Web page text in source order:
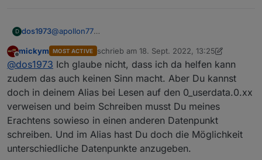
D dos1973@apollon77
und setze alle DP pico-bello neu auf.
Musste aber bereits einmal alles löschen ;-)
Frage.
ich habe DP die kommen als json
aktuell schreibe ich mir via node-red die einzelnen DP
in
0_userdata.0.mqtt
ich würde diese DP gerne in den alias DP schreiben...
klappt aber nicht, weil (bei mir) node-red nur in
hat jemand eine Idee wie cih das umsetzen kann?
@mickym
Offline
mickym MOST ACTIVE schrieb am 18. Sept. 2022, 13:25
zuletzt editiert von mickym
@dos1973 Ich glaube nicht, dass ich da helfen kann
zudem das auch keinen Sinn macht. Aber Du kannst
doch in deinem Alias bei Lesen auf den 0_userdata.0.xx
verweisen und beim Schreiben musst Du meines
Erachtens sowieso in einen anderen Datenpunkt
schreiben. Und im Alias hast Du doch die Möglichkeit
unterschiedliche Datenpunkte anzugeben.